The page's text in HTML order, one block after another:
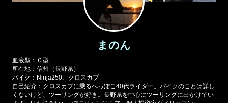
まのん
血液型：０型
所在地：信州（長野県）
バイク：Ninja250、クロスカブ
自己紹介：クロスカブに乗るへっぽこ40代ライダー。バイクのことは詳し
くないけど、ツーリングが好き。長野県を中心にツーリングに出かけてい